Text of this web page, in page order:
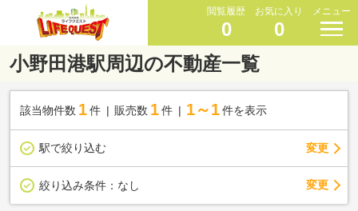
閲覧履歴
0
お気に入り
0
メニュー
小野田港駅周辺の不動産一覧
該当物件数 1件 販売数 1 件 1～1 件を表示
駅で絞り込む 変更
絞り込み条件： なし 変更